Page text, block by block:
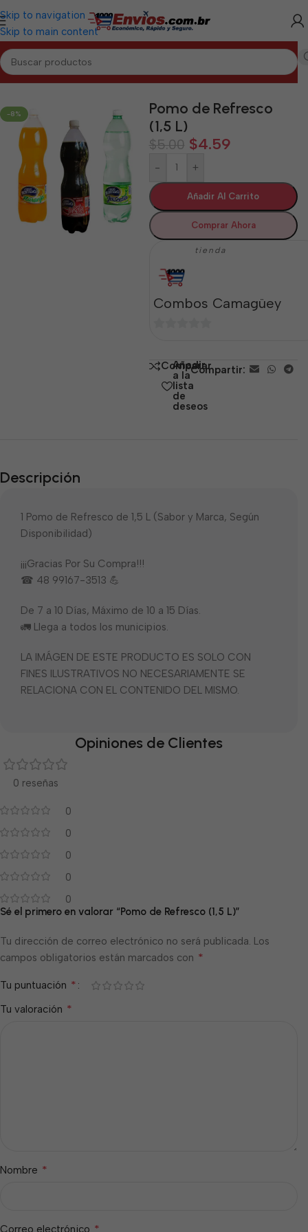
Skip to navigation
Skip to main content
Inicio/CAMAGÜEY/Bebidas Camagüey
-8%
Pomo de Refresco
(1,5 L)
$5.00 $4.59
- +
Añadir Al Carrito
Comprar Ahora
tienda
Combos Camagüey
5 Comparar
Añadir
a la
lista
de
deseos
Compartir:
Descripción
1 Pomo de Refresco de 1,5 L (Sabor y Marca, Según
Disponibilidad)
¡¡¡Gracias Por Su Compra!!!
☎ 48 99167-3513 💪
De 7 a 10 Días, Máximo de 10 a 15 Días.
🚛 Llega a todos los municipios.
LA IMÁGEN DE ESTE PRODUCTO ES SOLO CON
FINES ILUSTRATIVOS NO NECESARIAMENTE SE
RELACIONA CON EL CONTENIDO DEL MISMO.
Opiniones de Clientes
0 reseñas
0
0
0
0
0
Sé el primero en valorar “Pomo de Refresco (1,5 L)”
Tu dirección de correo electrónico no será publicada. Los
campos obligatorios están marcados con *
Tu puntuación *
Tu valoración *
Nombre *
Correo electrónico *